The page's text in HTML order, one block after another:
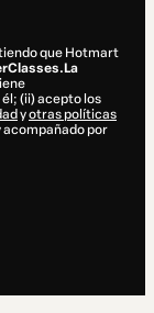
que Hotmart
(ii) acepto los
yotras políticas
acompañado por